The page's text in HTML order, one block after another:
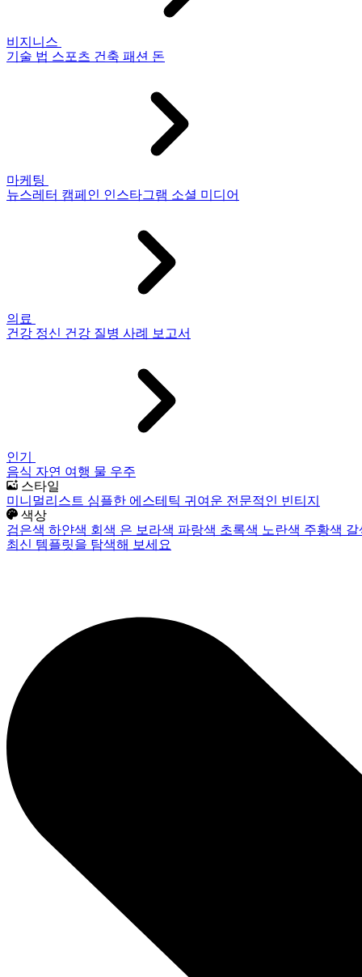
비지니스
기술 법 스포츠 건축 패션 돈
마케팅
뉴스레터 캠페인 인스타그램 소셜 미디어
의료
건강 정신 건강 질병 사례 보고서
인기
음식 자연 여행 물 우주
스타일
미니멀리스트 심플한 에스테틱 귀여운 전문적인 빈티지
색상
검은색 하얀색 회색 은 보라색 파랑색 초록색 노란색 주황색
최신 템플릿을 탐색해 보세요